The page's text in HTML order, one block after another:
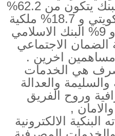
هيكل المساهمة في البنك يتكون من 62.2%
ملكية بيت التمويل الكويتي و 18.7% ملكية
هيئة الاوقاف التركية و 9% البنك الاسلامي
منظمة الضمان الاجتماعي
هي الخدمات
والعدالة
وروح الفريق
,
الالكترونية